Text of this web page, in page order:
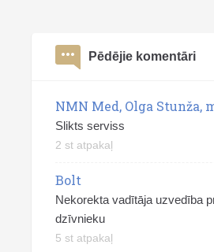
Pēdējie komentāri
NMN Med, Olga Stunža,
Slikts serviss
2 st atpakaļ
Bolt
Nekorekta vadītāja uzvedība
dzīvnieku
5 st atpakaļ